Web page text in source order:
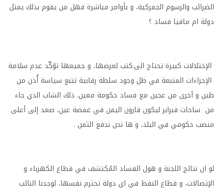
الضرائب والرسوم الجمركية، و بأوامر مباشرة فهل من يقوم بذلك يمثل
دولة ام مافيا فساد ؟
الإختلالات كبيرة تحتاج الى.كتب لعرضها، و جميعها تؤكّد عدم سلامة
الإجراءات المتبعة في ظل وجود سلطة رقابية تتبع سياسة أُذن من
طين و أخرى من عجين مع فساد حكومة معين. ذلك الشاب الذي جاء
من ساحات فبرابر ليكون قارون اليمن في غمضة عين، صعد إلى أعلى
منصب حكومي في البلد، و ها نحن ندفع الثمن .
لو ان نتائج اللجنة و هول الفساد المُكتشف في قطاع الكهرباء و
الإتصالات، و قطاع النفط في اي دولة تحترم نفسها، لوجدنا النائب